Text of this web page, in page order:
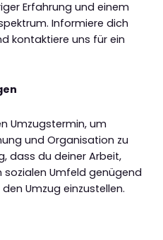
Erfahrung und einem
Informiere dich
kontaktiere uns für ein
Umzugstermin, um
und Organisation zu
dass du deiner Arbeit,
sozialen Umfeld genügend
Umzug einzustellen.